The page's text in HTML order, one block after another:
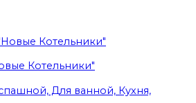
Котельники"
Для ванной, Кухня,